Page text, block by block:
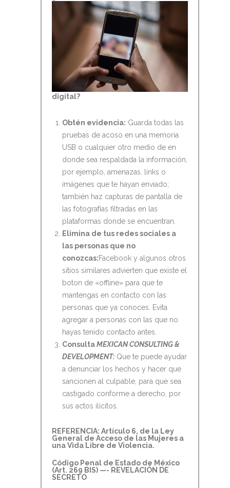
digital?
Obtén evidencia: Guarda todas las
pruebas de acoso en una memoria
USB o cualquier otro medio de en
donde sea respaldada la información,
por ejemplo, amenazas, links o
imágenes que te hayan enviado;
también haz capturas de pantalla de
las fotografías filtradas en las
plataformas donde se encuentran.
Elimina de tus redes sociales a
las personas que no
conozcas:Facebook y algunos otros
sitios similares advierten que existe el
boton de «offline» para que te
mantengas en contacto con las
personas que ya conoces. Evita
agregar a personas con las que no
hayas tenido contacto antes.
ConsultaMEXICAN CONSULTING &
DEVELOPMENT: Que te puede ayudar
a denunciar los hechos y hacer que
sancionen al culpable, para que sea
castigado conforme a derecho, por
sus actos ilícitos.
REFERENCIA: Artículo 6, de la Ley
General de Acceso de las Mujeres a
una Vida Libre de Violencia.
Código Penal de Estado de México
(Art. 269 BIS) —- REVELACIÓN DE
SECRETO